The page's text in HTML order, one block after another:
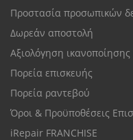
Προστασία προσωπικών
Δωρεάν αποστολή
Αξιολόγηση
Πορεία επισκευής
Πορεία ραντεβού
Όροι & Προϋποθέσεις
iRepair FRANCHISE